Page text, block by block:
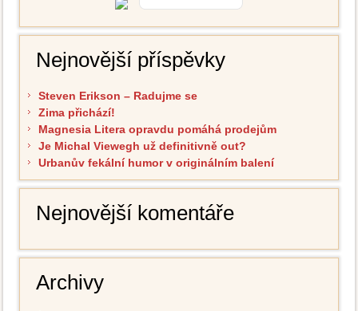
Nejnovější příspěvky
Steven Erikson – Radujme se
Zima přichází!
Magnesia Litera opravdu pomáhá prodejům
Je Michal Viewegh už definitivně out?
Urbanův fekální humor v originálním balení
Nejnovější komentáře
Archivy